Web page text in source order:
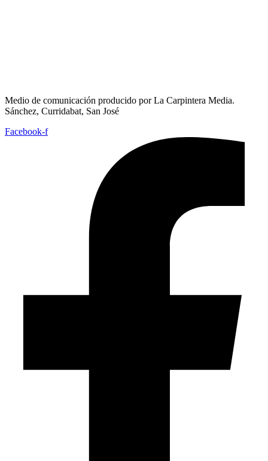
Medio de comunicación producido por La Carpintera Media.
Sánchez, Curridabat, San José
Facebook-f